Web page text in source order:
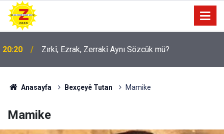
20:20 Zırkî, Ezrak, Zerrakî Aynı Sözcük mü?
Anasayfa Bexçeyê Tutan Mamike
Mamike